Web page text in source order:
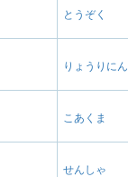
とうぞく
りょうりにん
こあくま
せんしゃ